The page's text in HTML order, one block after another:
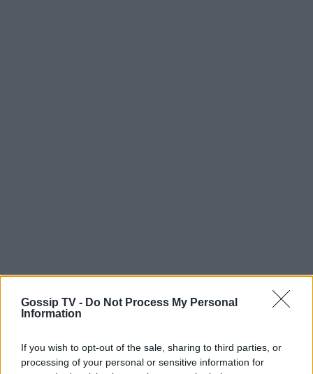
Gossip TV - Do Not Process My Personal
Information
If you wish to opt-out of the sale, sharing to third parties, or
processing of your personal or sensitive information for